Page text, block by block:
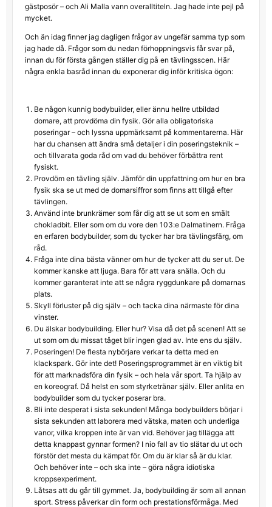
gästposör – och Ali Malla vann overalltiteln. Jag hade inte pejl på
mycket.
Och än idag finner jag dagligen frågor av ungefär samma typ som
jag hade då. Frågor som du nedan förhoppningsvis får svar på,
innan du för första gången ställer dig på en tävlingsscen. Här
några enkla basråd innan du exponerar dig inför kritiska ögon:
Be någon kunnig bodybuilder, eller ännu hellre utbildad
domare, att provdöma din fysik. Gör alla obligatoriska
poseringar – och lyssna uppmärksamt på kommentarerna. Här
har du chansen att ändra små detaljer i din poseringsteknik –
och tillvarata goda råd om vad du behöver förbättra rent
fysiskt.
Provdöm en tävling själv. Jämför din uppfattning om hur en bra
fysik ska se ut med de domarsiffror som finns att tillgå efter
tävlingen.
Använd inte brunkrämer som får dig att se ut som en smält
chokladbit. Eller som om du vore den 103:e Dalmatinern. Fråga
en erfaren bodybuilder, som du tycker har bra tävlingsfärg, om
råd.
Fråga inte dina bästa vänner om hur de tycker att du ser ut. De
kommer kanske att ljuga. Bara för att vara snälla. Och du
kommer garanterat inte att se några ryggdunkare på domarnas
plats.
Skyll förluster på dig själv – och tacka dina närmaste för dina
vinster.
Du älskar bodybuilding. Eller hur? Visa då det på scenen! Att se
ut som om du missat tåget blir ingen glad av. Inte ens du själv.
Poseringen! De flesta nybörjare verkar ta detta med en
klackspark. Gör inte det! Poseringsprogrammet är en viktig bit
för att marknadsföra din fysik – och hela vår sport. Ta hjälp av
en koreograf. Då helst en som styrketränar själv. Eller anlita en
bodybuilder som du tycker poserar bra.
Bli inte desperat i sista sekunden! Många bodybuilders börjar i
sista sekunden att laborera med vätska, maten och underliga
vanor, vilka kroppen inte är van vid. Behöver jag tillägga att
detta knappast gynnar formen? I nio fall av tio slätar du ut och
förstör det mesta du kämpat för. Om du är klar så är du klar.
Och behöver inte – och ska inte – göra några idiotiska
kroppsexperiment.
Låtsas att du går till gymmet. Ja, bodybuilding är som all annan
sport. Stress påverkar din form och prestationsförmåga. Med